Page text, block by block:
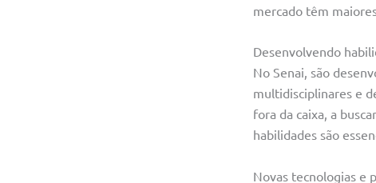
mercado têm
Desenvolvendo
No Senai, são
multidisciplinares e
fora da caixa, a
habilidades são
Novas tecnologias e